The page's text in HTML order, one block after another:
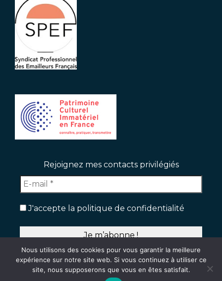
Rejoignez mes contacts privilégiés
J'accepte la politique de confidentialité
CONTACT Mentions légales Plan du site
Politique de confidentialité
Nous utilisons des cookies pour vous garantir la meilleure
expérience sur notre site web. Si vous continuez à utiliser ce
site, nous supposerons que vous en êtes satisfait.